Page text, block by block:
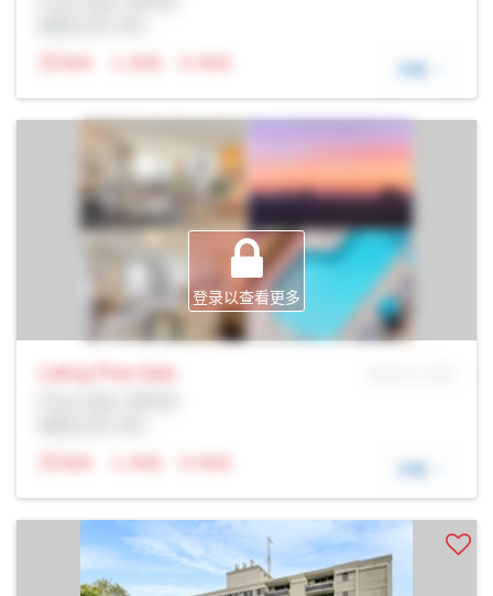
N/A
N/A N/A 详细
登录以查看更多
Listing Price Sale
N/A
N/A N/A 详细